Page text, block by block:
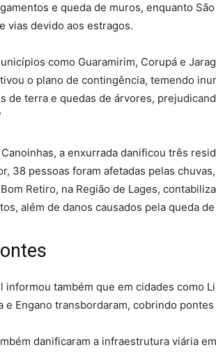
e queda de muros, enquanto
vias devido aos estragos.
como Guaramirim, Corupá e
o plano de contingência, temendo
de terra e quedas de árvores,
a enxurrada danificou três
38 pessoas foram afetadas pelas
Retiro, na Região de Lages,
além de danos causados pela queda
informou também que em cidades como
e Engano transbordaram, cobrindo
danificaram a infraestrutura viária